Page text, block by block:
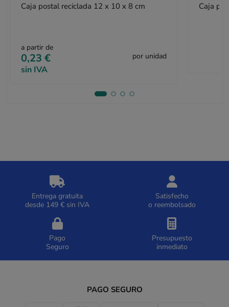
Caja postal reciclada 12 x 10 x 8 cm
a partir de
0,23 €
sin IVA
por unidad
Caja
Entrega gratuita
desde 149 € sin IVA
Satisfecho
o reembolsado
Pago
Seguro
Presupuesto
inmediato
PAGO SEGURO